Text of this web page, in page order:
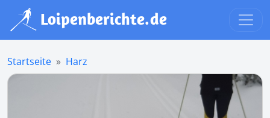
Startseite Harz